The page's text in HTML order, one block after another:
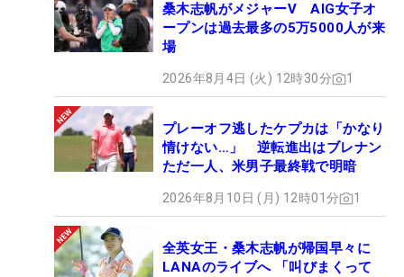
桑木志帆がメジャーV AIG女子オ
ープンは過去最多の5万5000人が来
場
2026年8月4日 (火) 12時30分 1
プレーオフ逃したケプカは「かなり
情けない…」 逆転進出はブレナン
ただ一人、米男子最終戦で明暗
2026年8月10日 (月) 12時01分 1
全英女王・桑木志帆が帰国早々に
LANAのライブへ 「叫びまくって